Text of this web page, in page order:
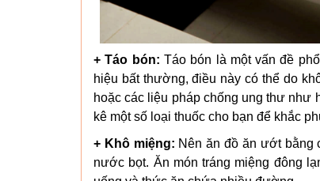
+ Táo bón: Táo bón là một vấn đề
hiệu bất thường, điều này có thể do
hoặc các liệu pháp chống ung thư như
kê một số loại thuốc cho bạn để khắc
+ Khô miệng: Nên ăn đồ ăn ướt bằng
nước bọt. Ăn món tráng miệng đông